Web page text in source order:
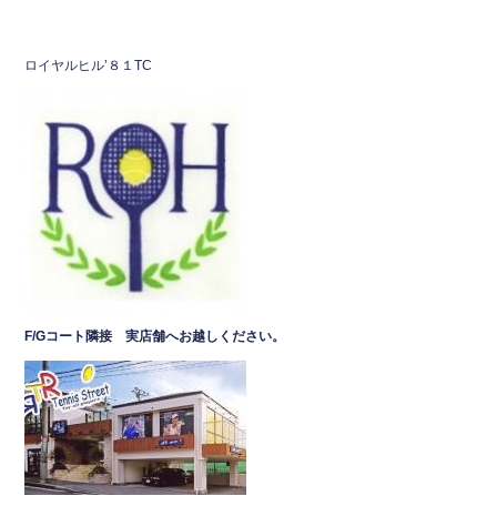
ロイヤルヒル’８１TC
F/Gコート隣接 実店舗へお越しください。